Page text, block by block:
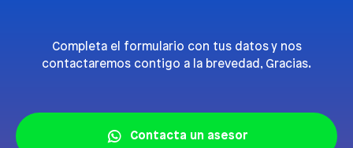
Completa el formulario con tus datos y nos
contactaremos contigo a la brevedad, Gracias.
Contacta un asesor